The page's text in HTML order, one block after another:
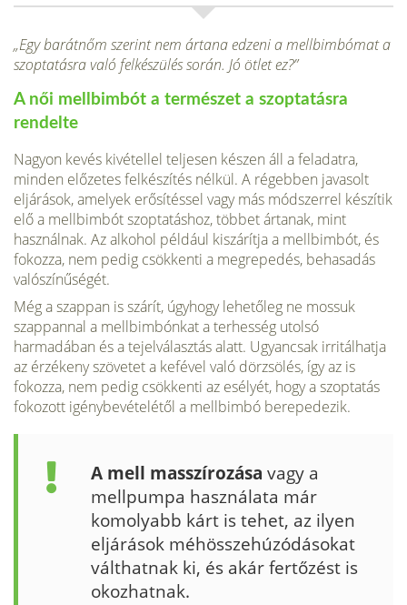
„Egy barátnőm szerint nem ártana edzeni a mellbimbómat a
szoptatásra való felkészülés során. Jó ötlet ez?”
A női mellbimbót a természet a szopta­tásra
rendelte
Nagyon kevés kivétellel teljesen készen áll a feladatra,
minden előzetes felkészítés nélkül. A régebben javasolt
eljárások, amelyek erősítéssel vagy más módszerrel készítik
elő a mellbim­bót szoptatáshoz, többet ártanak, mint
használnak. Az alkohol például kiszárít­ja a mellbimbót, és
fokozza, nem pedig csökkenti a megrepedés, behasadás
való­színűségét.
Még a szappan is szárít, úgy­hogy lehetőleg ne mossuk
szappannal a mellbimbónkat a terhesség utolsó
harmadában és a tejelválasztás alatt. Ugyan­csak irritálhatja
az érzékeny szövetet a kefével való dörzsölés, így az is
fokozza, nem pedig csökkenti az esélyét, hogy a szoptatás
fokozott igénybevételétől a mellbimbó berepedezik.
A mell masszírozása vagy a
mellpumpa használata már
komolyabb kárt is tehet, az ilyen
eljárá­sok méhösszehúzódásokat
válthatnak ki, és akár fertőzést is
okozhatnak.